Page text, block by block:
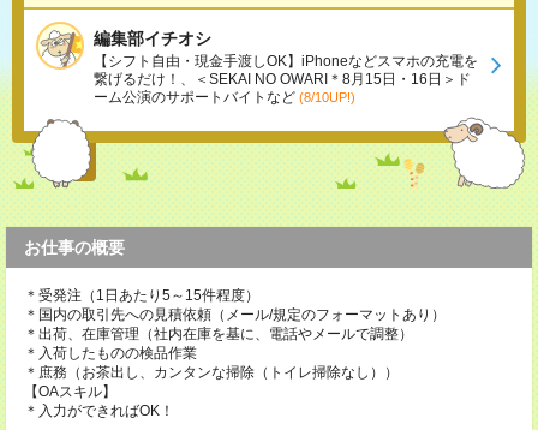
編集部イチオシ
【シフト自由・現金手渡しOK】iPhoneなどスマホの充電を
繋げるだけ！、＜SEKAI NO OWARI＊8月15日・16日＞ド
ーム公演のサポートバイトなど (8/10UP!)
お仕事の概要
＊受発注（1日あたり5～15件程度）
＊国内の取引先への見積依頼（メール/規定のフォーマットあり）
＊出荷、在庫管理（社内在庫を基に、電話やメールで調整）
＊入荷したものの検品作業
＊庶務（お茶出し、カンタンな掃除（トイレ掃除なし））
【OAスキル】
＊入力ができればOK！